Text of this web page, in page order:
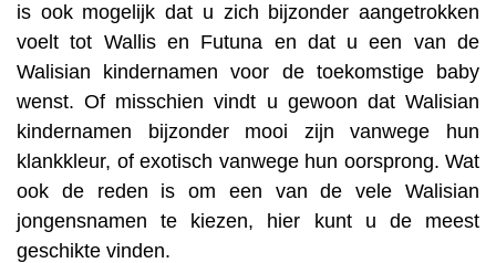
is ook mogelijk dat u zich bijzonder aangetrokken
voelt tot Wallis en Futuna en dat u een van de
Walisian kindernamen voor de toekomstige baby
wenst. Of misschien vindt u gewoon dat Walisian
kindernamen bijzonder mooi zijn vanwege hun
klankkleur, of exotisch vanwege hun oorsprong. Wat
ook de reden is om een van de vele Walisian
jongensnamen te kiezen, hier kunt u de meest
geschikte vinden.